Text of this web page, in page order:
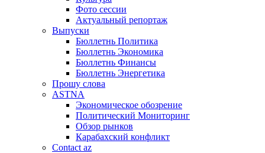
Фото сессии
Актуальный репортаж
Выпуски
Бюллетнь Политика
Бюллетнь Экономика
Бюллетнь Финансы
Бюллетнь Энергетика
Прошу слова
ASTNA
Экономическое обозрение
Политический Мониторинг
Обзор рынков
Карабахский конфликт
Contact az